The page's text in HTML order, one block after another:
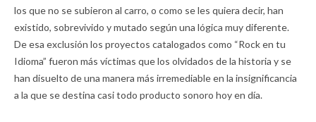
los que no se subieron al carro, o como se les quiera decir, han
existido, sobrevivido y mutado según una lógica muy diferente.
De esa exclusión los proyectos catalogados como “Rock en tu
Idioma” fueron más víctimas que los olvidados de la historia y se
han disuelto de una manera más irremediable en la insignificancia
a la que se destina casi todo producto sonoro hoy en día.